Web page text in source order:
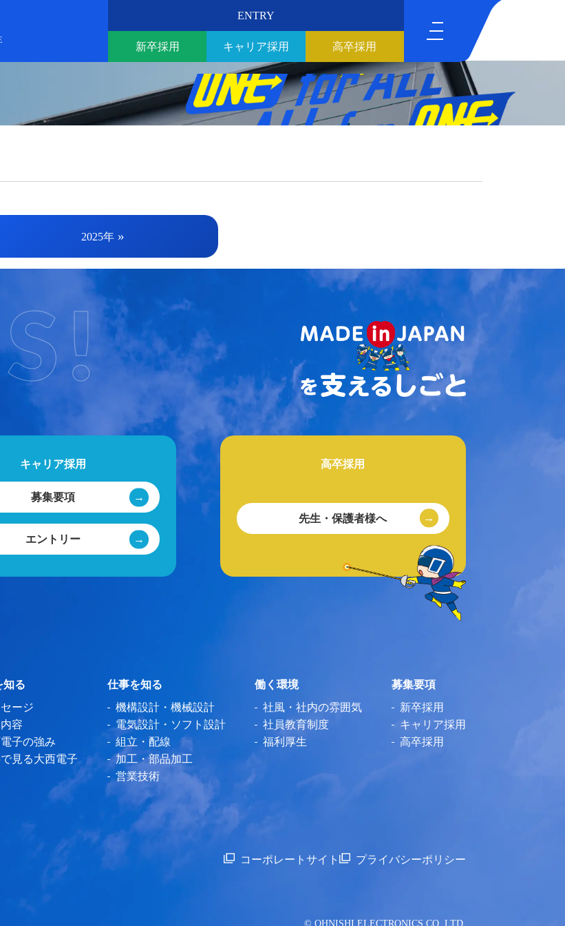
ENTRY
新卒採用 キャリア採用 高卒採用
2025年»
キャリア採用
募集要項
エントリー
高卒採用
先生・保護者様へ
知る
ージ
容
子の強み
見る大西電子
仕事を知る
機構設計・機械設計
電気設計・ソフト設計
組立・配線
加工・部品加工
営業技術
働く環境
社風・社内の雰囲気
社員教育制度
福利厚生
募集要項
新卒採用
キャリア採用
高卒採用
コーポレートサイト プライバシーポリシー
© OHNISHI ELECTRONICS CO.,LTD.